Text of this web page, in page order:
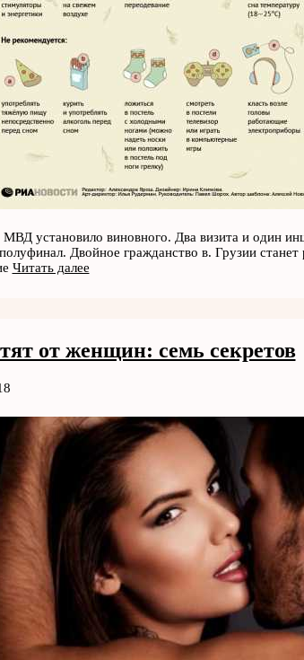
установило виновного. Два визита и один
Двойное гражданство в. Грузии станет
Читать далее
от женщин: семь секретов